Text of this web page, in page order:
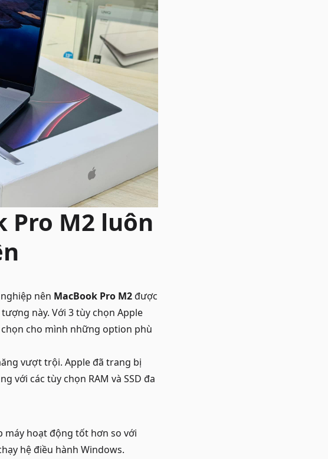
Pro M2 luôn
nên MacBook Pro M2được
này. Với 3 tùy chọn Apple
cho mình những option phù
vượt trội. Apple đã trang bị
với các tùy chọn RAM và SSD đa
máy hoạt động tốt hơn so với
hệ điều hành Windows.